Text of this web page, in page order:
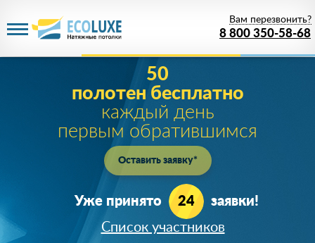
8 800 350-58-68
Вам перезвонить?
50
полотен бесплатно
каждый день
первым обратившимся
Оставить заявку*
Уже принято 24
заявки!
Список участников